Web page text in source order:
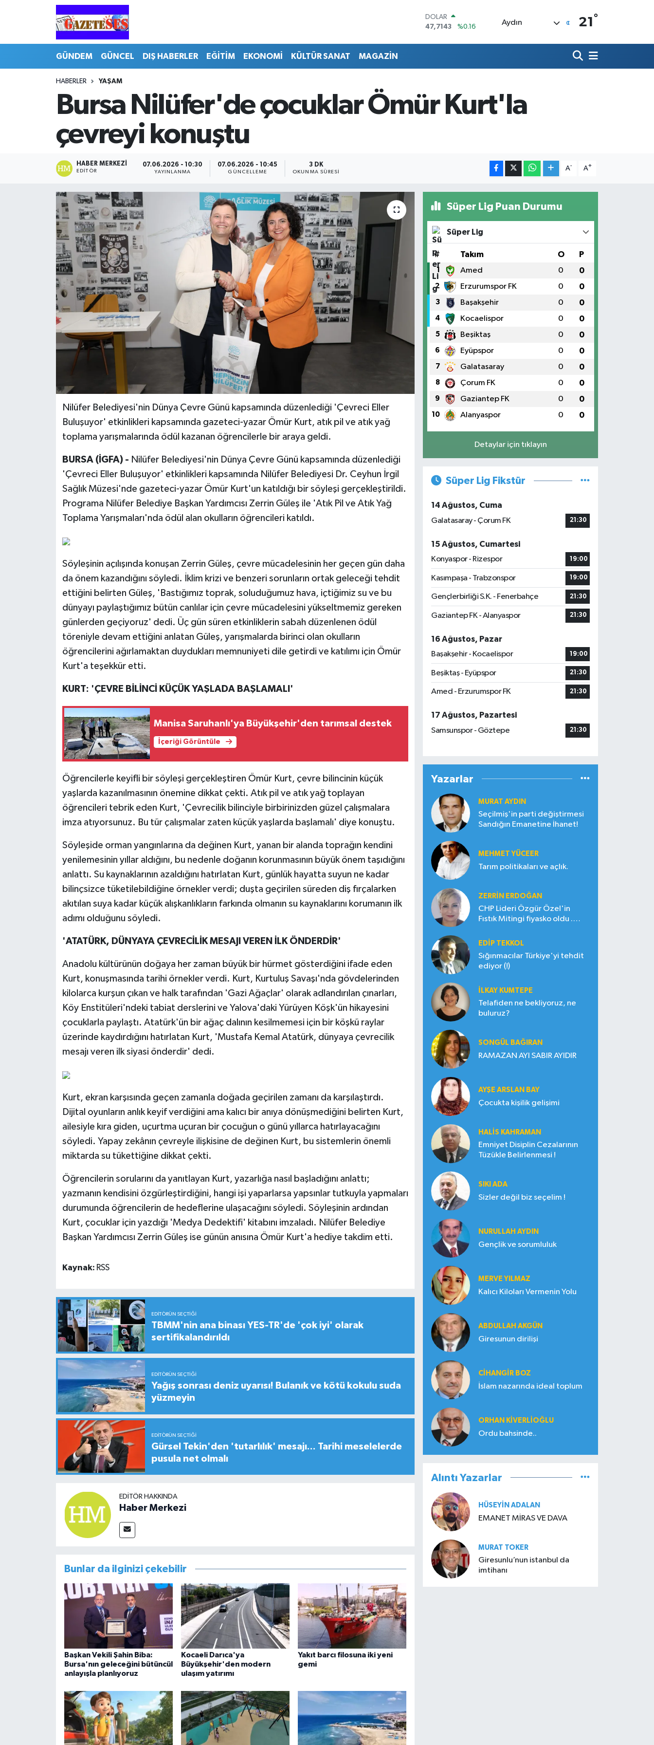
DOLAR
47,7143
%0.16
BİST100
13.799
%70
BITCOIN
Aydın 21 °
GÜNDEM GÜNCEL DIŞ HABERLER EĞİTİM EKONOMİ KÜLTÜR SANAT MAGAZİN
HABERLER YAŞAM
Bursa Nilüfer'de çocuklar Ömür Kurt'la
çevreyi konuştu
HABER MERKEZI
EDITÖR
07.06.2026 - 10:30
YAYINLANMA
07.06.2026 - 10:45
GÜNCELLEME
3 DK
OKUNMA SÜRESI
A- A+
Nilüfer Belediyesi'nin Dünya Çevre Günü kapsamında düzenlediği 'Çevreci Eller
Buluşuyor' etkinlikleri kapsamında gazeteci-yazar Ömür Kurt, atık pil ve atık yağ
toplama yarışmalarında ödül kazanan öğrencilerle bir araya geldi.
BURSA (İGFA) - Nilüfer Belediyesi'nin Dünya Çevre Günü kapsamında düzenlediği
'Çevreci Eller Buluşuyor' etkinlikleri kapsamında Nilüfer Belediyesi Dr. Ceyhun İrgil
Sağlık Müzesi'nde gazeteci-yazar Ömür Kurt'un katıldığı bir söyleşi gerçekleştirildi.
Programa Nilüfer Belediye Başkan Yardımcısı Zerrin Güleş ile 'Atık Pil ve Atık Yağ
Toplama Yarışmaları'nda ödül alan okulların öğrencileri katıldı.
Söyleşinin açılışında konuşan Zerrin Güleş, çevre mücadelesinin her geçen gün daha
da önem kazandığını söyledi. İklim krizi ve benzeri sorunların ortak geleceği tehdit
ettiğini belirten Güleş, 'Bastığımız toprak, soluduğumuz hava, içtiğimiz su ve bu
dünyayı paylaştığımız bütün canlılar için çevre mücadelesini yükseltmemiz gereken
günlerden geçiyoruz' dedi. Üç gün süren etkinliklerin sabah düzenlenen ödül
töreniyle devam ettiğini anlatan Güleş, yarışmalarda birinci olan okulların
öğrencilerini ağırlamaktan duydukları memnuniyeti dile getirdi ve katılımı için Ömür
Kurt'a teşekkür etti.
KURT: 'ÇEVRE BİLİNCİ KÜÇÜK YAŞLADA BAŞLAMALI'
Manisa Saruhanlı'ya Büyükşehir'den tarımsal destek
İçeriği Görüntüle
Öğrencilerle keyifli bir söyleşi gerçekleştiren Ömür Kurt, çevre bilincinin küçük
yaşlarda kazanılmasının önemine dikkat çekti. Atık pil ve atık yağ toplayan
öğrencileri tebrik eden Kurt, 'Çevrecilik bilinciyle birbirinizden güzel çalışmalara
imza atıyorsunuz. Bu tür çalışmalar zaten küçük yaşlarda başlamalı' diye konuştu.
Söyleşide orman yangınlarına da değinen Kurt, yanan bir alanda toprağın kendini
yenilemesinin yıllar aldığını, bu nedenle doğanın korunmasının büyük önem taşıdığını
anlattı. Su kaynaklarının azaldığını hatırlatan Kurt, günlük hayatta suyun ne kadar
bilinçsizce tüketilebildiğine örnekler verdi; duşta geçirilen süreden diş fırçalarken
akıtılan suya kadar küçük alışkanlıkların farkında olmanın su kaynaklarını korumanın ilk
adımı olduğunu söyledi.
'ATATÜRK, DÜNYAYA ÇEVRECİLİK MESAJI VEREN İLK ÖNDERDİR'
Anadolu kültürünün doğaya her zaman büyük bir hürmet gösterdiğini ifade eden
Kurt, konuşmasında tarihi örnekler verdi. Kurt, Kurtuluş Savaşı'nda gövdelerinden
kilolarca kurşun çıkan ve halk tarafından 'Gazi Ağaçlar' olarak adlandırılan çınarları,
Köy Enstitüleri'ndeki tabiat derslerini ve Yalova'daki Yürüyen Köşk'ün hikayesini
çocuklarla paylaştı. Atatürk'ün bir ağaç dalının kesilmemesi için bir köşkü raylar
üzerinde kaydırdığını hatırlatan Kurt, 'Mustafa Kemal Atatürk, dünyaya çevrecilik
mesajı veren ilk siyasi önderdir' dedi.
Kurt, ekran karşısında geçen zamanla doğada geçirilen zamanı da karşılaştırdı.
Dijital oyunların anlık keyif verdiğini ama kalıcı bir anıya dönüşmediğini belirten Kurt,
ailesiyle kıra giden, uçurtma uçuran bir çocuğun o günü yıllarca hatırlayacağını
söyledi. Yapay zekânın çevreyle ilişkisine de değinen Kurt, bu sistemlerin önemli
miktarda su tükettiğine dikkat çekti.
Öğrencilerin sorularını da yanıtlayan Kurt, yazarlığa nasıl başladığını anlattı;
yazmanın kendisini özgürleştirdiğini, hangi işi yaparlarsa yapsınlar tutkuyla yapmaları
durumunda öğrencilerin de hedeflerine ulaşacağını söyledi. Söyleşinin ardından
Kurt, çocuklar için yazdığı 'Medya Dedektifi' kitabını imzaladı. Nilüfer Belediye
Başkan Yardımcısı Zerrin Güleş ise günün anısına Ömür Kurt'a hediye takdim etti.
Kaynak: RSS
EDITÖRÜN SEÇTIĞI
TBMM'nin ana binası YES-TR'de 'çok iyi' olarak
sertifikalandırıldı
EDITÖRÜN SEÇTIĞI
Yağış sonrası deniz uyarısı! Bulanık ve kötü kokulu suda
yüzmeyin
EDITÖRÜN SEÇTIĞI
Gürsel Tekin'den 'tutarlılık' mesajı... Tarihi meselelerde
pusula net olmalı
EDITÖR HAKKINDA
Haber Merkezi
Bunlar da ilginizi çekebilir
Başkan Vekili Şahin Biba:
Bursa'nın geleceğini bütüncül
anlayışla planlıyoruz
Kocaeli Darıca'ya
Büyükşehir'den modern
ulaşım yatırımı
Yakıt barcı filosuna iki yeni
gemi
Süper Lig Puan Durumu
Süper Lig
# Takım O P
1 Amed 0 0
2 Erzurumspor FK 0 0
3 Başakşehir 0 0
4 Kocaelispor 0 0
5 Beşiktaş 0 0
6 Eyüpspor 0 0
7 Galatasaray 0 0
8 Çorum FK 0 0
9 Gaziantep FK 0 0
10 Alanyaspor 0 0
Detaylar için tıklayın
Süper Lig Fikstür
14 Ağustos, Cuma
Galatasaray - Çorum FK
21:30
15 Ağustos, Cumartesi
Konyaspor - Rizespor
19:00
Kasımpaşa - Trabzonspor 19:00
Gençlerbirliği S.K. - Fenerbahçe 21:30
Gaziantep FK - Alanyaspor 21:30
16 Ağustos, Pazar
Başakşehir - Kocaelispor
19:00
Beşiktaş - Eyüpspor 21:30
Amed - Erzurumspor FK 21:30
17 Ağustos, Pazartesi
Samsunspor - Göztepe
21:30
Yazarlar
MURAT AYDIN
Seçilmiş'in parti değiştirmesi
Sandığın Emanetine İhanet!
MEHMET YÜCEER
Tarım politikaları ve açlık.
ZERRIN ERDOĞAN
CHP Lideri Özgür Özel'in
Fıstık Mitingi fiyasko oldu .
EDIP TEKKOL
Sığınmacılar Türkiye'yi tehdit
ediyor (!)
İLKAY KUMTEPE
Telafiden ne bekliyoruz, ne
buluruz?
SONGÜL BAĞIRAN
RAMAZAN AYI SABIR AYIDIR
AYŞE ARSLAN BAY
Çocukta kişilik gelişimi
HALIS KAHRAMAN
Emniyet Disiplin Cezalarının
Tüzükle Belirlenmesi !
SIKI ADA
Sizler değil biz seçelim !
NURULLAH AYDIN
Gençlik ve sorumluluk
MERVE YILMAZ
Kalıcı Kiloları Vermenin Yolu
ABDULLAH AKGÜN
Giresunun dirilişi
CIHANGIR BOZ
İslam nazarında ideal toplum
ORHAN KIVERLIOĞLU
Ordu bahsinde..
Alıntı Yazarlar
HÜSEYIN ADALAN
EMANET MİRAS VE DAVA
MURAT TOKER
Giresunlu’nun istanbul da
imtihanı